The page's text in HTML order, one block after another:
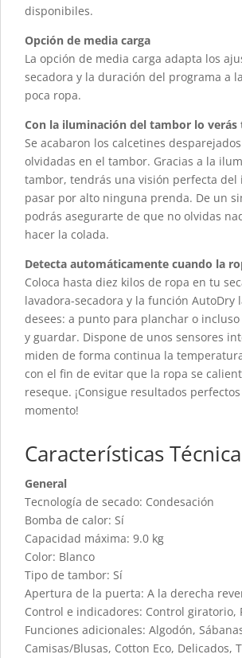
disponibiles.
Opción de media carga
La opción de media carga adapta los
secadora y la duración del programa a
poca ropa.
Con la iluminación del tambor lo verás
Se acabaron los calcetines
olvidadas en el tambor. Gracias a la
tambor, tendrás una visión perfecta
pasar por alto ninguna prenda. De un
podrás asegurarte de que no olvidas
hacer la colada.
Detecta automáticamente cuando la
Coloca hasta diez kilos de ropa en tu
lavadora-secadora y la función AutoDry
desees: a punto para planchar o
y guardar. Dispone de unos sensores
miden de forma continua la
con el fin de evitar que la ropa se
reseque. ¡Consigue resultados
momento!
Características
General
Tecnología de secado: Condesación
Bomba de calor: Sí
Capacidad máxima: 9.0 kg
Color: Blanco
Tipo de tambor: Sí
Apertura de la puerta: A la derecha
Control e indicadores: Control giratorio,
Funciones adicionales: Algodón,
Camisas/Blusas, Cotton Eco, Delicados,